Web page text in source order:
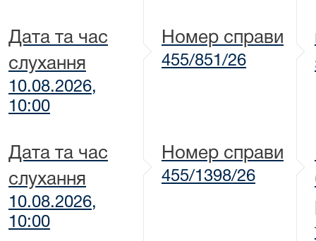
Дата та час
слухання
10.08.2026,
10:00
Номер справи
455/851/26
Дата та час
слухання
10.08.2026,
10:00
Номер справи
455/1398/26